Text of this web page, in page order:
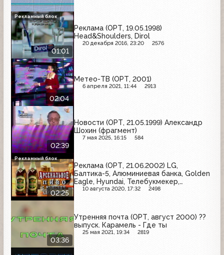
01:01
Реклама (ОРТ, 19.05.1998)
Head&Shoulders, Dirol
20 декабря 2016, 23:20 2576
Рекламный блок
02:04
Метео-ТВ (ОРТ, 2001)
6 апреля 2021, 11:44 2913
02:39
Новости (ОРТ, 21.05.1999) Александр
Шохин (фрагмент)
7 мая 2025, 16:15 584
02:25
Реклама (ОРТ, 21.06.2002) LG,
Балтика-5, Алюминиевая банка, Golden
Eagle, Hyundai, Телебукмекер,
Арсенальное
10 августа 2020, 17:32 2498
Рекламный блок
03:36
Утренняя почта (ОРТ, август 2000) ??
выпуск. Карамель - Где ты
25 мая 2021, 19:34 2819